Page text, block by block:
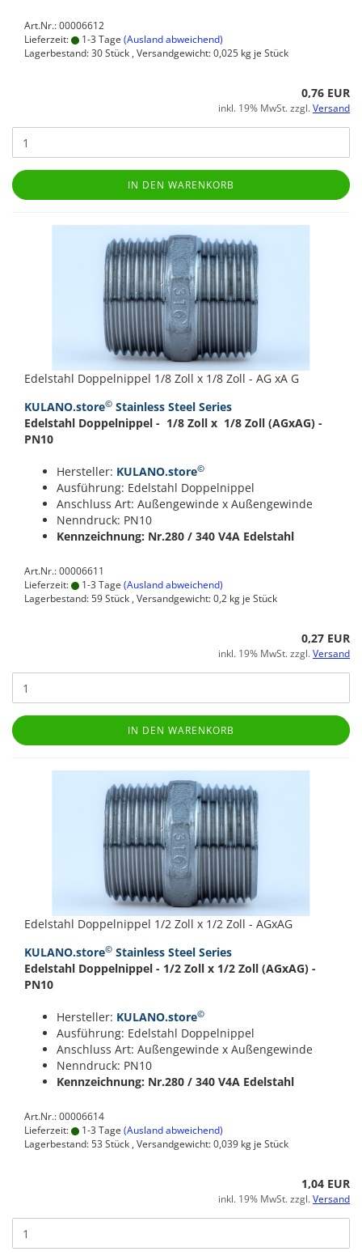
Art.Nr.: 00006612
Lieferzeit:
1-3 Tage (Ausland abweichend)
Lagerbestand: 30 Stück , Versandgewicht:0,025 kg je Stück
0,76 EUR
inkl. 19% MwSt. zzgl.Versand
IN DEN WARENKORB
Edelstahl Doppelnippel 1/8 Zoll x 1/8 Zoll - AG xA G
KULANO.store© Stainless Steel Series
Edelstahl Doppelnippel - 1/8 Zoll x 1/8 Zoll (AGxAG) -
PN10
Hersteller: KULANO.store©
Ausführung: Edelstahl Doppelnippel
Anschluss Art: Außengewinde x Außengewinde
Nenndruck: PN10
Kennzeichnung: Nr.280 / 340 V4A Edelstahl
Art.Nr.: 00006611
Lieferzeit:
1-3 Tage (Ausland abweichend)
Lagerbestand: 59 Stück , Versandgewicht:0,2 kg je Stück
0,27 EUR
inkl. 19% MwSt. zzgl.Versand
IN DEN WARENKORB
Edelstahl Doppelnippel 1/2 Zoll x 1/2 Zoll - AGxAG
KULANO.store© Stainless Steel Series
Edelstahl Doppelnippel - 1/2 Zoll x 1/2 Zoll (AGxAG) -
PN10
Hersteller: KULANO.store©
Ausführung: Edelstahl Doppelnippel
Anschluss Art: Außengewinde x Außengewinde
Nenndruck: PN10
Kennzeichnung: Nr.280 / 340 V4A Edelstahl
Art.Nr.: 00006614
Lieferzeit:
1-3 Tage (Ausland abweichend)
Lagerbestand: 53 Stück , Versandgewicht:0,039 kg je Stück
1,04 EUR
inkl. 19% MwSt. zzgl.Versand